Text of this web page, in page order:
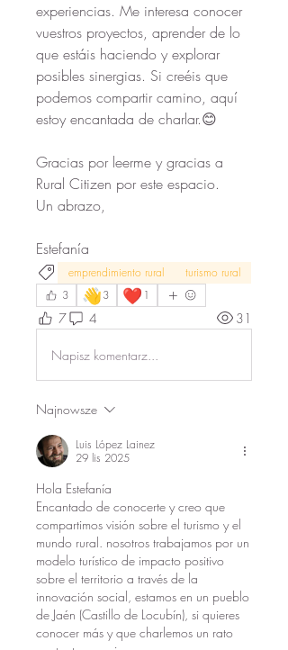
experiencias. Me interesa conocer
vuestros proyectos, aprender de lo
que estáis haciendo y explorar
posibles sinergias. Si creéis que
podemos compartir camino, aquí
estoy encantada de charlar.😊
Gracias por leerme y gracias a
Rural Citizen por este espacio.
Un abrazo,
Estefanía
emprendimiento rural
turismo rural
3
👋3 ❤️ 1
7 4 31
Napisz komentarz...
Najnowsze
Luis López Lainez
29 lis 2025
Hola Estefanía
Encantado de conocerte y creo que
compartimos visión sobre el turismo y el
mundo rural. nosotros trabajamos por un
modelo turístico de impacto positivo
sobre el territorio a través de la
innovación social, estamos en un pueblo
de Jaén (Castillo de Locubín), si quieres
conocer más y que charlemos un rato